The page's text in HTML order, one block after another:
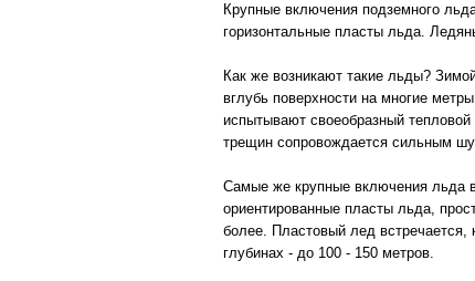
Крупные включения подземного
горизонтальные пласты льда.
Как же возникают такие льды?
вглубь поверхности на многие
испытывают своеобразный
трещин сопровождается сильным
Самые же крупные включения льда
ориентированные пласты льда,
более. Пластовый лед
глубинах - до 100 - 150 метров.